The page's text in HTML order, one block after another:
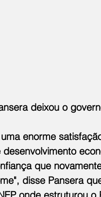
deixou o
uma enorme
desenvolvimento
que
disse Pansera